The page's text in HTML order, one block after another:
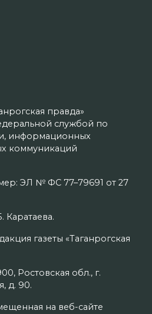
правда»
службой по
информационных
коммуникаций
ЭЛ № ФС 77–79691 от 27
Каратаева.
газеты «Таганрогская
Ростовская обл., г.
д. 90.
на веб-сайте